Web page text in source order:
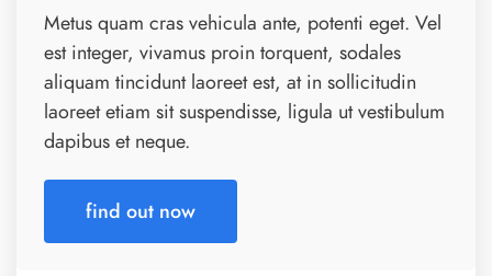
Metus quam cras vehicula ante, potenti eget. Vel
est integer, vivamus proin torquent, sodales
aliquam tincidunt laoreet est, at in sollicitudin
laoreet etiam sit suspendisse, ligula ut vestibulum
dapibus et neque.
find out now